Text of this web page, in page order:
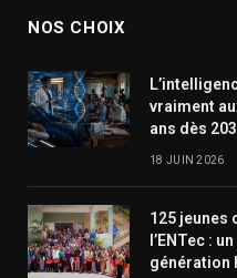
NOS CHOIX
vraiment
ans dès
18 JUIN 2026
125 jeunes
l’ENTec :
génération